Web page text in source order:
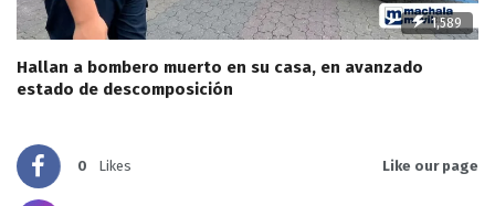
1,589
Hallan a bombero muerto en su casa, en avanzado
estado de descomposición
0 Likes Like our page